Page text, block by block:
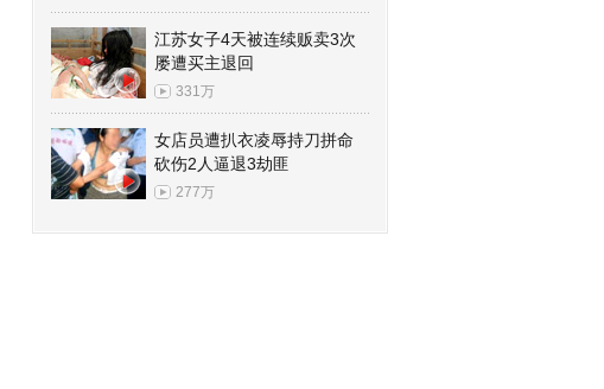
江苏女子4天被连续贩卖3次
屡遭买主退回
331万
女店员遭扒衣凌辱持刀拼命
砍伤2人逼退3劫匪
277万